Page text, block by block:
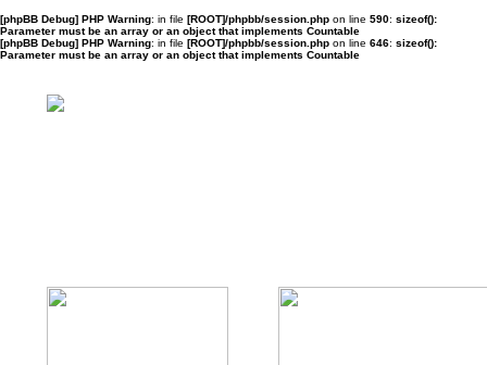
[phpBB Debug] PHP Warning: in file [ROOT]/phpbb/session.php on line 590: sizeof():
Parameter must be an array or an object that implements Countable
[phpBB Debug] PHP Warning: in file [ROOT]/phpbb/session.php on line 646: sizeof():
Parameter must be an array or an object that implements Countable